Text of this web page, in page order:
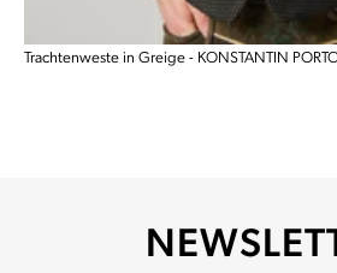
Trachtenweste in Greige - KONSTANTIN